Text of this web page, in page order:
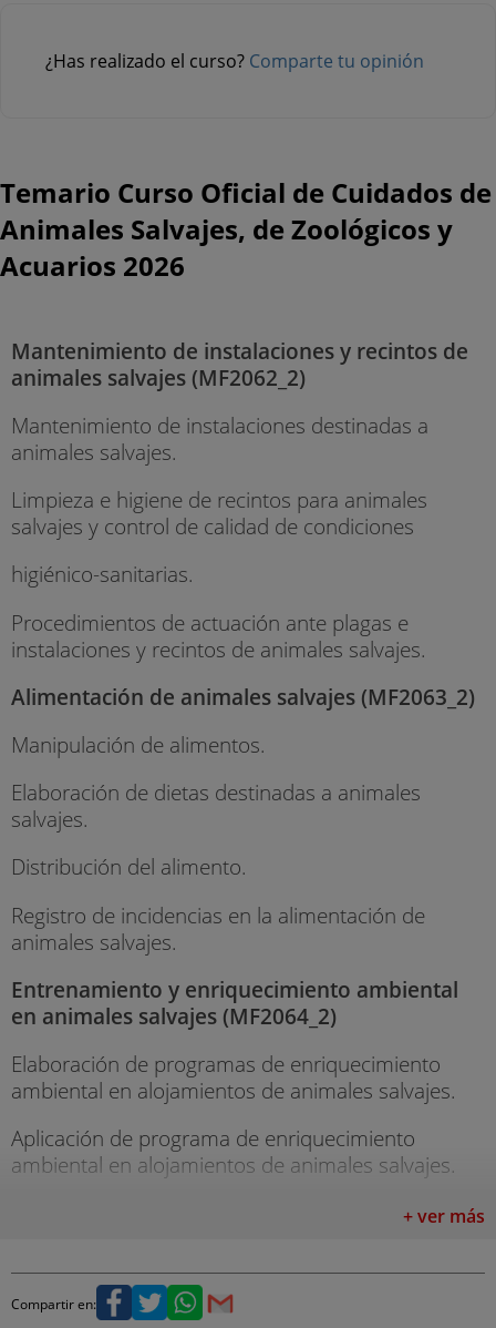
¿Has realizado el curso? Comparte tu opinión
Temario Curso Oficial de Cuidados de
Animales Salvajes, de Zoológicos y
Acuarios 2026
Mantenimiento de instalaciones y recintos de
animales salvajes (MF2062_2)
Mantenimiento de instalaciones destinadas a
animales salvajes.
Limpieza e higiene de recintos para animales
salvajes y control de calidad de condiciones
higiénico-sanitarias.
Procedimientos de actuación ante plagas e
instalaciones y recintos de animales salvajes.
Alimentación de animales salvajes (MF2063_2)
Manipulación de alimentos.
Elaboración de dietas destinadas a animales
salvajes.
Distribución del alimento.
Registro de incidencias en la alimentación de
animales salvajes.
Entrenamiento y enriquecimiento ambiental
en animales salvajes (MF2064_2)
Elaboración de programas de enriquecimiento
ambiental en alojamientos de animales salvajes.
Aplicación de programa de enriquecimiento
ambiental en alojamientos de animales salvajes.
Inmovilización y manipulación de animales
Técnicas de captura e inmovilización manual de
animales salvajes.
+ ver más
Compartir en: